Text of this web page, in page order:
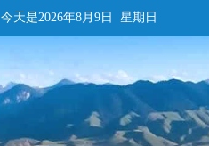
今天是2026年8月9日 星期日